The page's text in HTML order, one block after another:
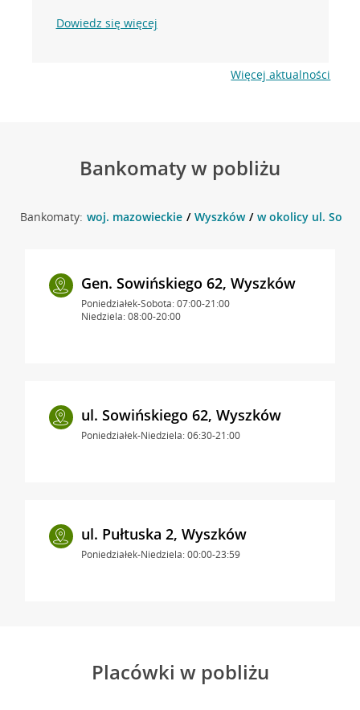
Dowiedz się więcej
Więcej aktualności
Bankomaty w pobliżu
Bankomaty: woj. mazowieckie Wyszków w okolicy ul.
Gen. Sowińskiego 62, Wyszków
Poniedziałek-Sobota: 07:00-21:00
Niedziela: 08:00-20:00
ul. Sowińskiego 62, Wyszków
Poniedziałek-Niedziela: 06:30-21:00
ul. Pułtuska 2, Wyszków
Poniedziałek-Niedziela: 00:00-23:59
Placówki w pobliżu